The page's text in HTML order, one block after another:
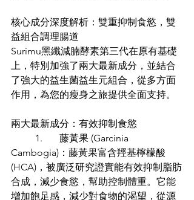
核心成分深度解析：雙重抑制食慾，雙
益組合調理腸道
Surimu黑纖減腩酵素第三代在原有基礎
上，特別加強了兩大最新成分，並結合
了強大的益生菌益生元組合，從多方面
作用，為您的瘦身之旅提供全面支持。
兩大最新成分：有效抑制食慾
Cambogia)：藤黃果富含羥基檸檬酸
(HCA)，被廣泛研究證實能有效抑制脂肪
合成，減少食慾，幫助控制體重。它能
增加飽足感，減少對食物的渴望，從源